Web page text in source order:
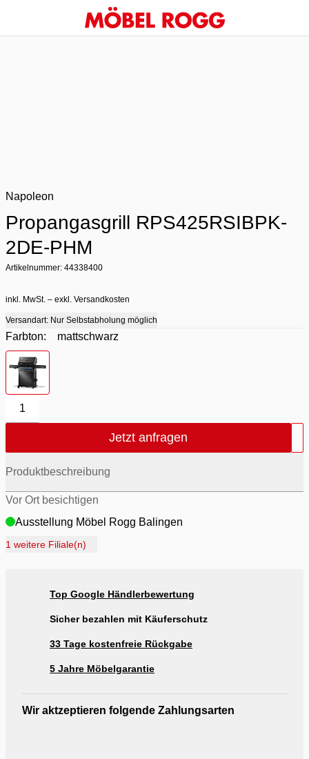
Napoleon
Propangasgrill RPS425RSIBPK-
2DE-PHM
Artikelnummer: 44338400
inkl. MwSt. – exkl. Versandkosten
Versandart: Nur Selbstabholung möglich
Farbton:
mattschwarz
Farbton
1
Jetzt anfragen
Produktbeschreibung
Vor Ort besichtigen
Ausstellung Möbel Rogg Balingen
Ausstellung Rogg Discount Balingen
Ausstellung Möbel Rogg Reutlingen
1 weitere Filiale(n)
Top Google Händlerbewertung
Sicher bezahlen mit Käuferschutz
33 Tage kostenfreie Rückgabe
5 Jahre Möbelgarantie
Wir aktzeptieren folgende Zahlungsarten